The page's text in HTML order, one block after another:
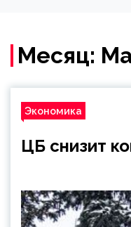
Месяц:
Экономика
ЦБ снизит